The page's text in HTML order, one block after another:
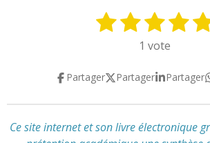
a
1
o
i
l
2
o
i
l
3
é
o
i
l
4
é
o
i
l
5
o
i
l
1 vote
Partager Partager Partager
Ce site internet et son livre électronique